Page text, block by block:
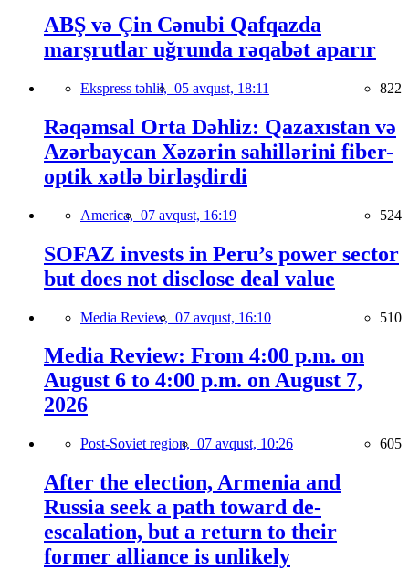
ABŞ və Çin Cənubi Qafqazda
marşrutlar uğrunda rəqabət aparır
Ekspress təhlil, 05 avqust, 18:11 822
Rəqəmsal Orta Dəhliz: Qazaxıstan və
Azərbaycan Xəzərin sahillərini fiber-
optik xətlə birləşdirdi
America, 07 avqust, 16:19 524
SOFAZ invests in Peru’s power sector
but does not disclose deal value
Media Review, 07 avqust, 16:10 510
Media Review: From 4:00 p.m. on
August 6 to 4:00 p.m. on August 7,
2026
Post-Soviet region, 07 avqust, 10:26 605
After the election, Armenia and
Russia seek a path toward de-
escalation, but a return to their
former alliance is unlikely